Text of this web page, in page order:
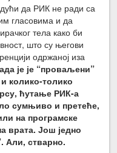
да РИК не ради са
гласовима и да
тела како би
што су његови
одржаној иза
је је “проваљени”
колико-толико
ћутање РИК-а
сумњиво и претеће,
на програмске
врата. Још једно
Али, стварно.